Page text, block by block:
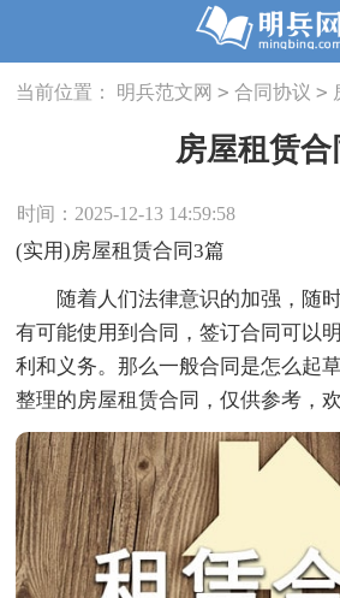
当前位置： 明兵范文网 > 合同协议 >
房屋租赁合
时间：2025-12-13 14:59:58
(实用)房屋租赁合同3篇
随着人们法律意识的加强，随时
有可能使用到合同，签订合同可以
利和义务。那么一般合同是怎么起
整理的房屋租赁合同，仅供参考，